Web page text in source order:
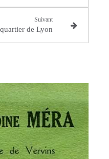
Suivant
de Lyon